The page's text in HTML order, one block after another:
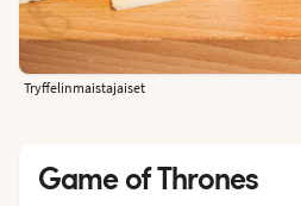
Tryffelinmaistajaiset
Game of Thrones